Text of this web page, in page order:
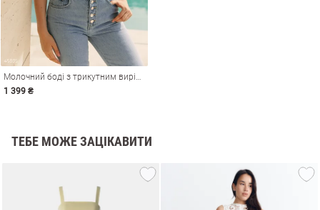
Молочний боді з трикутним вирізом
1 399 ₴
ТЕБЕ МОЖЕ ЗАЦІКАВИТИ